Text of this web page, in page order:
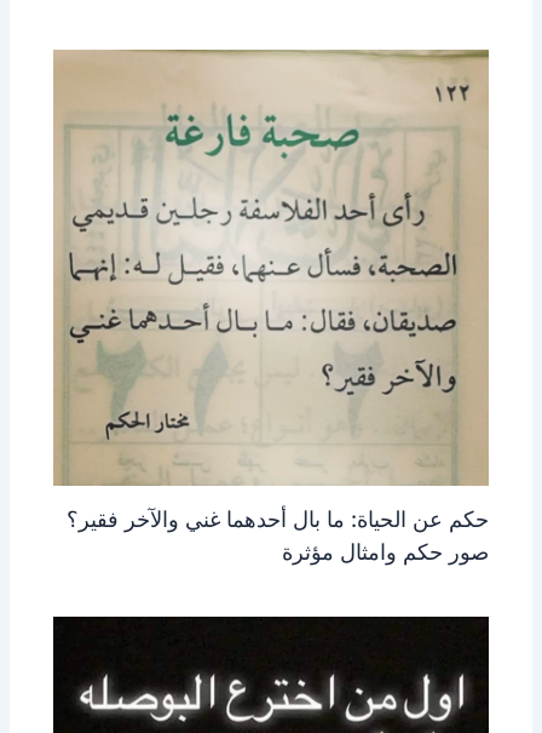
حكم عن الحياة: ما بال أحدهما غني والآخر فقير؟
صور حكم وامثال مؤثرة